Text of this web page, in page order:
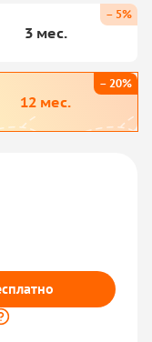
– 5%
3 мес.
– 20%
12 мес.